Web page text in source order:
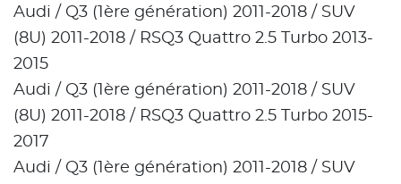
Audi / Q3 (1ère génération) 2011-2018 / SUV
(8U) 2011-2018 / RSQ3 Quattro 2.5 Turbo 2013-
2015
Audi / Q3 (1ère génération) 2011-2018 / SUV
(8U) 2011-2018 / RSQ3 Quattro 2.5 Turbo 2015-
2017
Audi / Q3 (1ère génération) 2011-2018 / SUV